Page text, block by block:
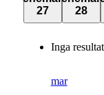
27
27
28
28
Inga
mar